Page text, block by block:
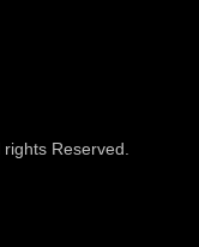
Reserved.